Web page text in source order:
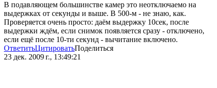
В подавляющем большинстве камер это неотключаемо на
выдержках от секунды и выше. В 500-м - не знаю, как.
Проверяется очень просто: даём выдержку 10сек, после
выдержки ждём, если снимок появляется сразу - отключено,
если ещё после 10-ти секунд - вычитание включено.
ОтветитьЦитироватьПоделиться
23 дек. 2009 г., 13:49:21